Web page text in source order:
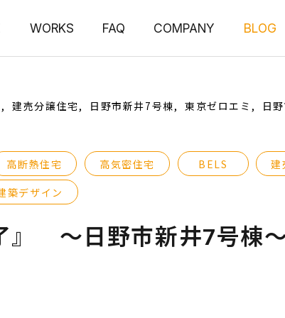
WORKS FAQ COMPANY BLOG
建売分譲住宅 日野市新井7号棟 東京ゼロエミ 日
高断熱住宅 高気密住宅 BELS
建
築デザイン
』 ～日野市新井7号棟